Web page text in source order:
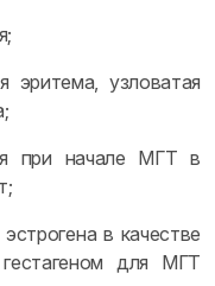
узловатая
начале МГТ в
в качестве
для МГТ